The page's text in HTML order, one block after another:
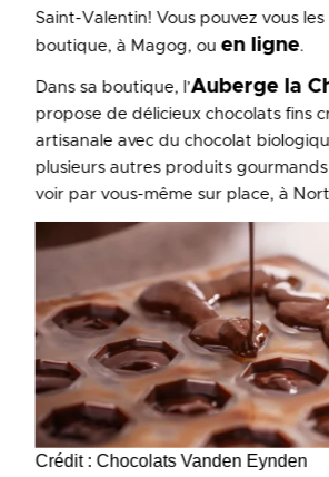
Saint-Valentin! Vous pouvez vous
boutique, à Magog, ou en ligne.
Dans sa boutique, l’Auberge la
propose de délicieux chocolats fins
artisanale avec du chocolat
plusieurs autres produits
voir par vous-même sur place, à
Crédit : Chocolats Vanden Eynden